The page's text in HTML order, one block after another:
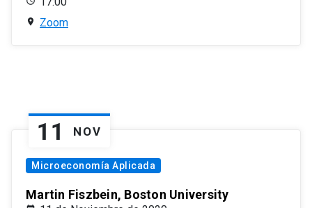
Zoom
11 NOV
Microeconomía Aplicada
Martin Fiszbein, Boston University